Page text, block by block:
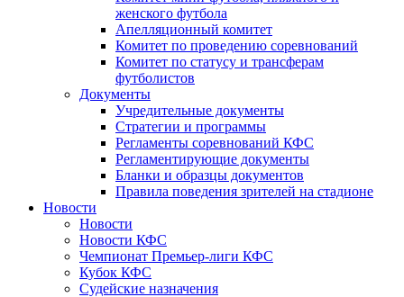
женского футбола
Апелляционный комитет
Комитет по проведению соревнований
Комитет по статусу и трансферам
футболистов
Документы
Учредительные документы
Стратегии и программы
Регламенты соревнований КФС
Регламентирующие документы
Бланки и образцы документов
Правила поведения зрителей на стадионе
Новости
Новости
Новости КФС
Чемпионат Премьер-лиги КФС
Кубок КФС
Судейские назначения